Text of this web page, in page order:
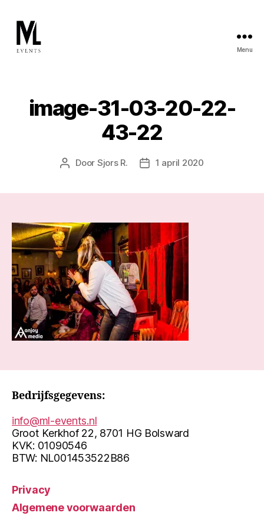
Menu
image-31-03-20-22-
43-22
Berichtauteur
Door Sjors R. Berichtdatum
1 april 2020
Bedrijfsgegevens:
info@ml-events.nl
Groot Kerkhof 22, 8701 HG Bolsward
KVK: 01090546
BTW: NL001453522B86
Privacy
Algemene voorwaarden